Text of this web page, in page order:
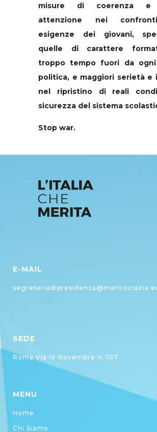
misure di coerenza e
attenzione nei
esigenze dei giovani,
quelle di carattere
troppo tempo fuori da ogni
politica, e maggiori serietà e
nel ripristino di reali
sicurezza del sistema
Stop war.
E-MAIL
SEDE
Roma Via IV Novembre n. 107
MENU
Home
Chi Siamo